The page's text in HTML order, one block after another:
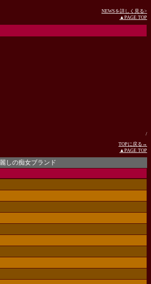
NEWSを詳しく見る>
▲PAGE TOP
/
TOPに戻る→
▲PAGE TOP
の痴女ブランド